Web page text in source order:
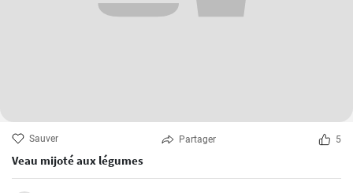
Sauver Partager 5
Veau mijoté aux légumes